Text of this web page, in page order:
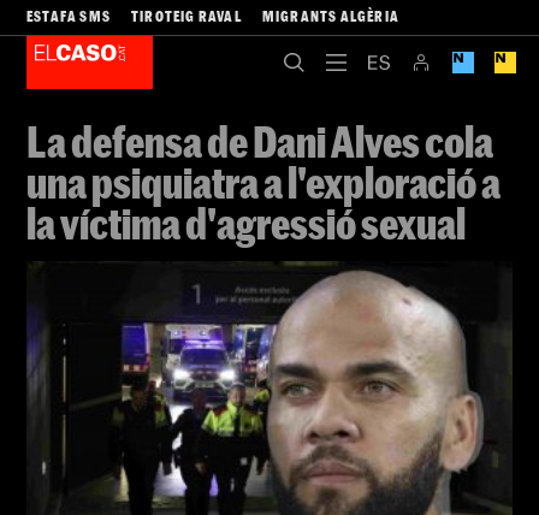
ESTAFA SMS TIROTEIG RAVAL MIGRANTS ALGÈRIA
La defensa de Dani Alves cola
una psiquiatra a l'exploració a
la víctima d'agressió sexual